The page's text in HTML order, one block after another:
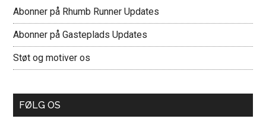
Abonner på Rhumb Runner Updates
Abonner på Gasteplads Updates
Støt og motiver os
FØLG OS